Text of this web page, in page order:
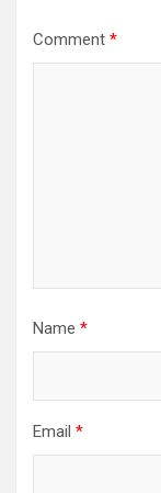
Comment *
Name *
Email *